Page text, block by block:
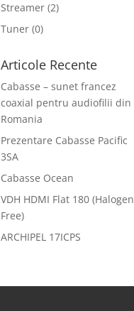
Streamer (2)
Tuner (0)
Articole Recente
Cabasse – sunet francez
coaxial pentru audiofilii din
Romania
Prezentare Cabasse Pacific
3SA
Cabasse Ocean
VDH HDMI Flat 180 (Halogen
Free)
ARCHIPEL 17ICPS